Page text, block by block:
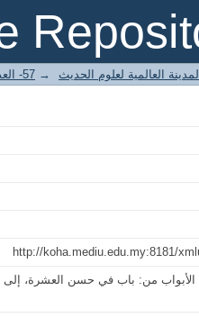
العشرة، إلى باب
العالمية لعلوم الحديث → 57- العدد السابع والخمسون
http://koha.mediu.edu.my:8181/
من: باب في حسن العشرة،